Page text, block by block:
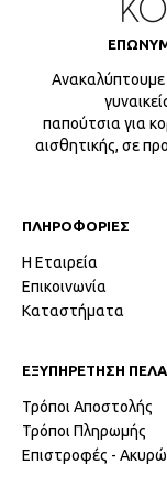
παπούτσια για
αισθητικής, σε
ΠΛΗΡΟΦΟΡΙΕΣ
Η Εταιρεία
Επικοινωνία
Καταστήματα
ΕΞΥΠΗΡΕΤΗΣΗ
Τρόποι Αποστολής
Τρόποι Πληρωμής
Επιστροφές -